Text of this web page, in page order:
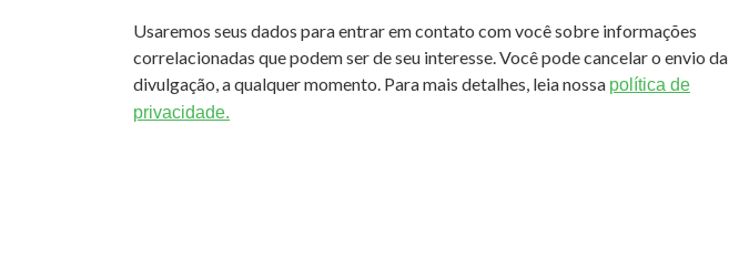
Usaremos seus dados para entrar em contato com você sobre informações
correlacionadas que podem ser de seu interesse. Você pode cancelar o envio da
divulgação, a qualquer momento. Para mais detalhes, leia nossa política de
privacidade.